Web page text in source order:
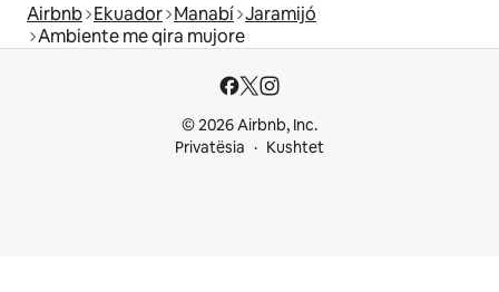
Airbnb Ekuador Manabí Jaramijó
Ambiente me qira mujore
© 2026 Airbnb, Inc.
Privatësia
Kushtet